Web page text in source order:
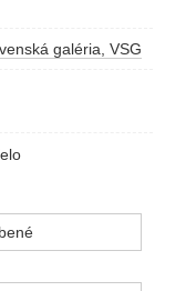
galéria, VSG